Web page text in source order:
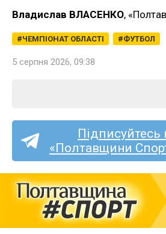
Владислав ВЛАСЕНКО,
ЧЕМПІОНАТ ОБЛАСТІ ФУТБОЛ
5 серпня 2026, 09:38
Підписуйтесь
«Полтавщини